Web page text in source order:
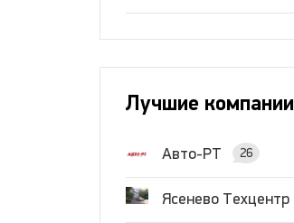
Лучшие компании
Авто-РТ 26
Ясенево Техцентр